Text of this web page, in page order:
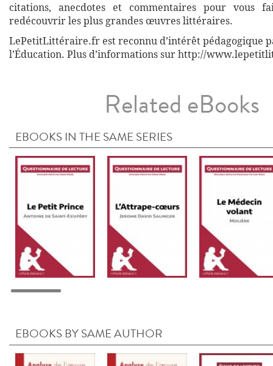
citations, anecdotes et commentaires pour vous
redécouvrir les plus grandes œuvres littéraires.
LePetitLittéraire.fr est reconnu d’intérêt pédagogique
l’Éducation. Plus d’informations sur http://
Related eBooks
EBOOKS IN THE SAME SERIES
EBOOKS BY SAME AUTHOR